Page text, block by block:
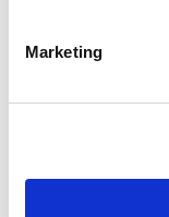
Marketing
搭乘人次
與其